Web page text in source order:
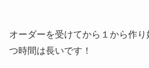
オーダーを受けてから１から作
つ時間は長いです！